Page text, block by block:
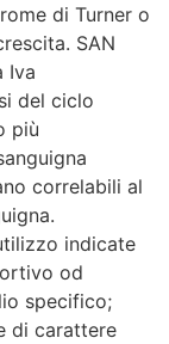
di Turner o
SAN
Iva
del ciclo
più
correlabili al
indicate
od
specifico;
di carattere